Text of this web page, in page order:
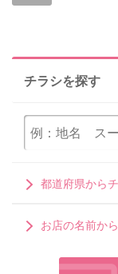
チラシを探す
都道府県から
お店の名前か